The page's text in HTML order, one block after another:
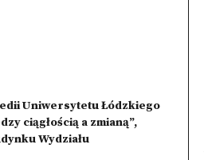
Uniwersytetu Łódzkiego
ciągłością a zmianą”,
Wydziału